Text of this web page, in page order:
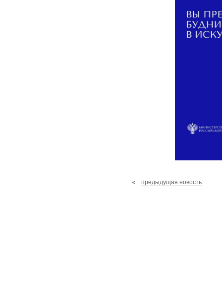
« предыдущая новость